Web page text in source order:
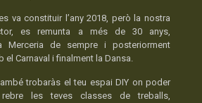
va constituir l’any 2018, però la nostra
es remunta a més de 30 anys,
Merceria de sempre i posteriorment
el Carnaval i finalment la Dansa.
trobaràs el teu espai DIY on poder
les teves classes de treballs,